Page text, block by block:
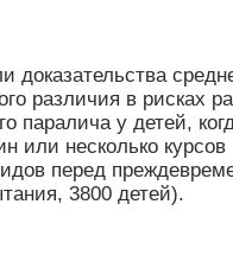
доказательства
различия в рисках
паралича у детей,
или несколько курсов
перед
3800 детей).